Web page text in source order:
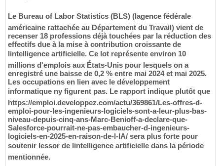
Le Bureau of Labor Statistics (BLS) (lagence fédérale
américaine rattachée au Département du Travail) vient de
recenser 18 professions déjà touchées par la réduction des
effectifs due à la mise à contribution croissante de
lintelligence artificielle. Ce lot représente environ 10
millions d'emplois aux États-Unis pour lesquels on a
enregistré une baisse de 0,2 % entre mai 2024 et mai 2025.
Les occupations en lien avec le développement
informatique ny figurent pas. Le rapport indique plutôt que
https://emploi.developpez.com/actu/369861/Les-offres-d-
emploi-pour-les-ingenieurs-logiciels-sont-a-leur-plus-bas-
niveau-depuis-cinq-ans-Marc-Benioff-a-declare-que-
Salesforce-pourrait-ne-pas-embaucher-d-ingenieurs-
logiciels-en-2025-en-raison-de-l-IA/ sera plus forte pour
soutenir lessor de lintelligence artificielle dans la période
mentionnée.